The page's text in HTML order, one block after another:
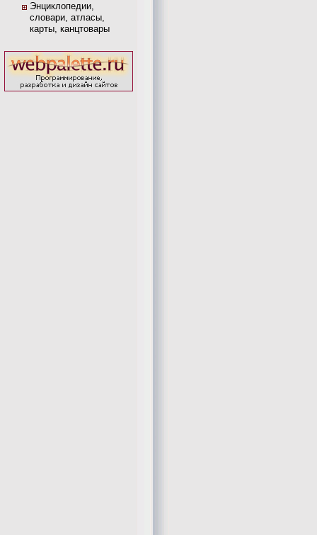
Энциклопедии,
словари, атласы,
карты, канцтовары